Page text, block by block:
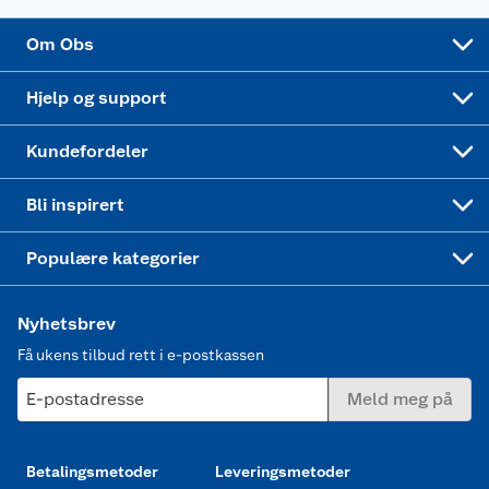
Om Obs
Hjelp og support
Kundefordeler
Bli inspirert
Populære kategorier
Nyhetsbrev
Få ukens tilbud rett i e-postkassen
E-postadresse Meld meg på
Betalingsmetoder Leveringsmetoder